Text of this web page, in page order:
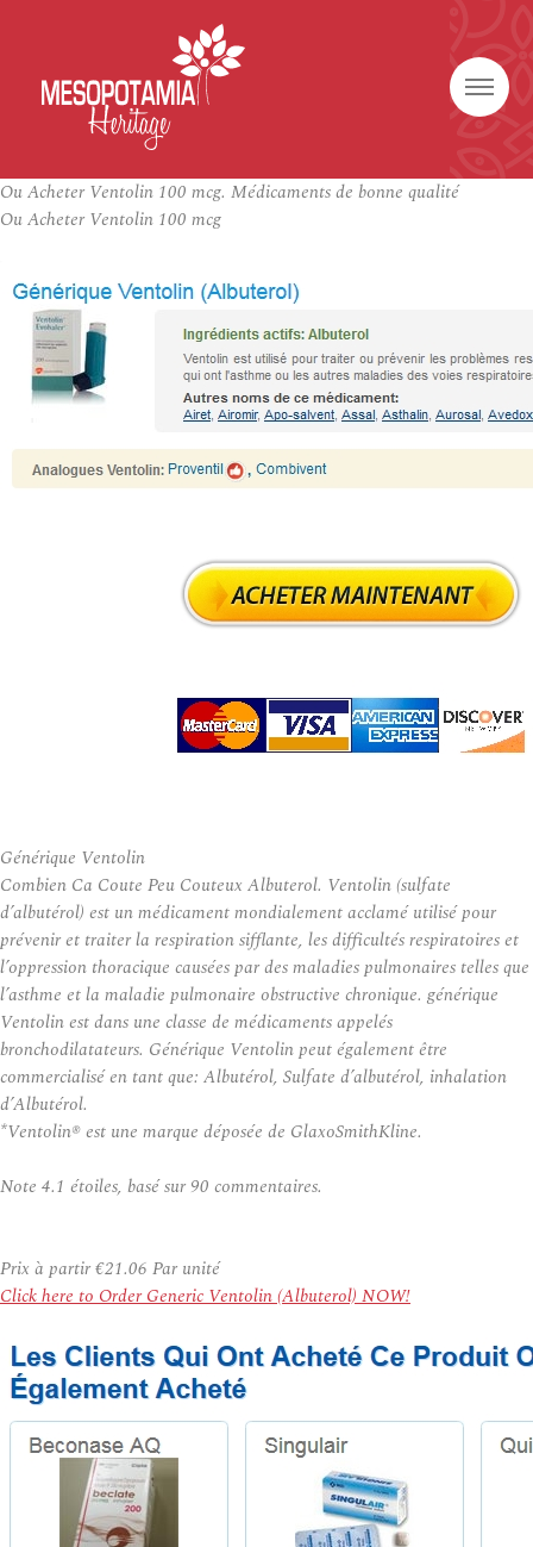
Ou Acheter Ventolin 100 mcg. Médicaments de bonne qualité
Ou Acheter Ventolin 100 mcg
Générique Ventolin
Combien Ca Coute Peu Couteux Albuterol. Ventolin (sulfate
d’albutérol) est un médicament mondialement acclamé utilisé pour
prévenir et traiter la respiration sifflante, les difficultés respiratoires et
l’oppression thoracique causées par des maladies pulmonaires telles que
l’asthme et la maladie pulmonaire obstructive chronique. générique
Ventolin est dans une classe de médicaments appelés
bronchodilatateurs. Générique Ventolin peut également être
commercialisé en tant que: Albutérol, Sulfate d’albutérol, inhalation
d’Albutérol.
*Ventolin® est une marque déposée de GlaxoSmithKline.
Note 4.1 étoiles, basé sur 90 commentaires.
Prix à partir€21.06 Par unité
Click here to Order Generic Ventolin (Albuterol) NOW!